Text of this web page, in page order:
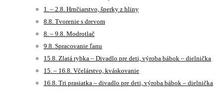
1. – 2.8. Hrnčiarstvo, šperky z hliny
8.8. Tvorenie s drevom
8. – 9.8. Modrotlač
9.8. Spracovanie ľanu
15.8. Zlatá rybka – Divadlo pre deti, výroba bábok – dielnička
15. – 16.8. Včelárstvo, kváskovanie
16.8. Tri prasiatka – divadlo pre deti, výroba bábok – dielnička